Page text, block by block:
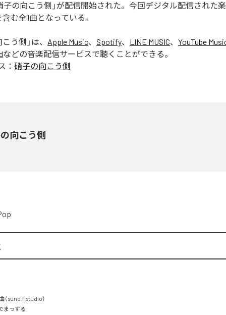
子の向こう側」が配信開始された。今回デジタル配信された
む全1曲となっている。
う側 」は、 Apple Music、 Spotify、 LINE MUSIC、 YouTube
などの音楽配信サービスで聴くことができる。
： 硝子の向こう側
向こう側
（suno.flstudio）
まっする